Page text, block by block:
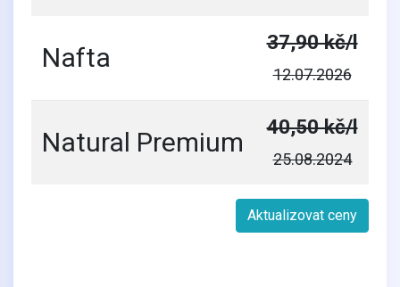
Nafta 37,90 kč/l
12.07.2026
Natural Premium 40,50 kč/l
25.08.2024
Aktualizovat ceny